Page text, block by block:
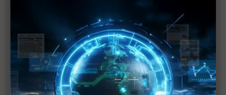
中資背景也能過關 Volvo獲白宮豁免可繼續在美賣
裕隆國產、外銷同步並進 嚴陳莉蓮：AI賦能強化核
心競爭力與轉型